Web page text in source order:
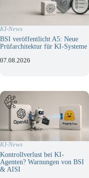
KI-News
BSI veröffentlicht A5: Neue
Prüfarchitektur für KI-Systeme
07.08.2026
KI-News
Kontrollverlust bei KI-
Agenten? Warnungen von BSI
& AISI